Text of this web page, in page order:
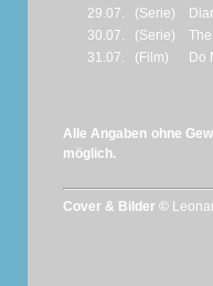
29.07.
(Serie)
30.07.
(Serie)
31.07.
(Film) Do
Alle Angaben ohne
möglich.
Cover & Bilder ©